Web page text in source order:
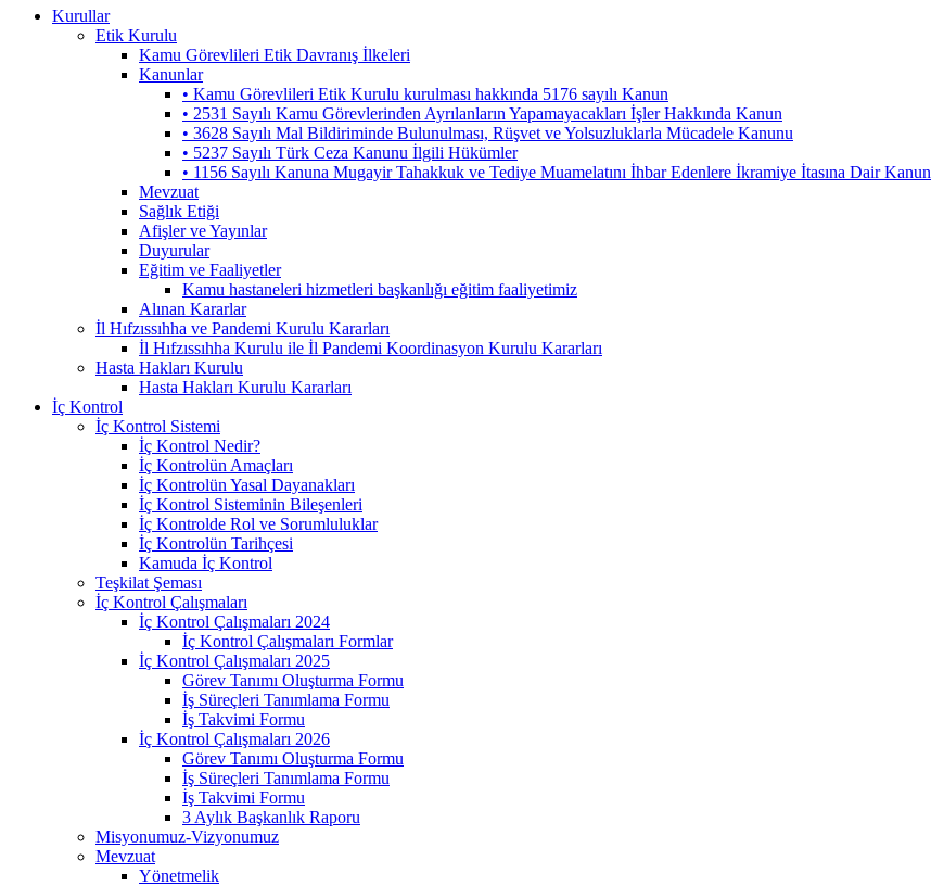
Kurullar
Etik Kurulu
Kamu Görevlileri Etik Davranış İlkeleri
Kanunlar
• Kamu Görevlileri Etik Kurulu kurulması hakkında 5176 sayılı Kanun
• 2531 Sayılı Kamu Görevlerinden Ayrılanların Yapamayacakları İşler Hakkında Kanun
• 3628 Sayılı Mal Bildiriminde Bulunulması, Rüşvet ve Yolsuzluklarla Mücadele Kanunu
• 5237 Sayılı Türk Ceza Kanunu İlgili Hükümler
• 1156 Sayılı Kanuna Mugayir Tahakkuk ve Tediye Muamelatını İhbar Edenlere İkramiye İtasına Dair Kanun
Mevzuat
Sağlık Etiği
Afişler ve Yayınlar
Duyurular
Eğitim ve Faaliyetler
Kamu hastaneleri hizmetleri başkanlığı eğitim faaliyetimiz
Alınan Kararlar
İl Hıfzıssıhha ve Pandemi Kurulu Kararları
İl Hıfzıssıhha Kurulu ile İl Pandemi Koordinasyon Kurulu Kararları
Hasta Hakları Kurulu
Hasta Hakları Kurulu Kararları
İç Kontrol
İç Kontrol Sistemi
İç Kontrol Nedir?
İç Kontrolün Amaçları
İç Kontrolün Yasal Dayanakları
İç Kontrol Sisteminin Bileşenleri
İç Kontrolde Rol ve Sorumluluklar
İç Kontrolün Tarihçesi
Kamuda İç Kontrol
Teşkilat Şeması
İç Kontrol Çalışmaları
İç Kontrol Çalışmaları 2024
İç Kontrol Çalışmaları Formlar
İç Kontrol Çalışmaları 2025
Görev Tanımı Oluşturma Formu
İş Süreçleri Tanımlama Formu
İş Takvimi Formu
İç Kontrol Çalışmaları 2026
Görev Tanımı Oluşturma Formu
İş Süreçleri Tanımlama Formu
İş Takvimi Formu
3 Aylık Başkanlık Raporu
Misyonumuz-Vizyonumuz
Mevzuat
Yönetmelik